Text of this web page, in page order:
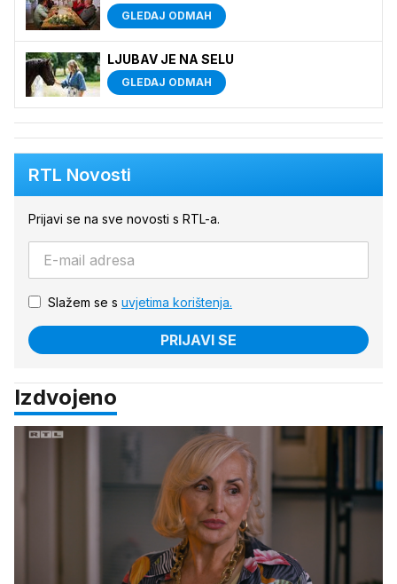
GLEDAJ ODMAH
LJUBAV JE NA SELU
GLEDAJ ODMAH
RTL Novosti
Prijavi se na sve novosti s RTL-a.
Slažem se s uvjetima korištenja.
PRIJAVI SE
Izdvojeno